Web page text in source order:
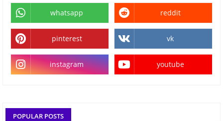
whatsapp reddit
pinterest vk
instagram youtube
POPULAR POSTS